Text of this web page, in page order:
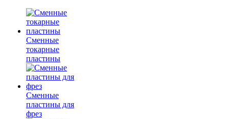
Сменные
токарные
пластины
Сменные
пластины для
фрез